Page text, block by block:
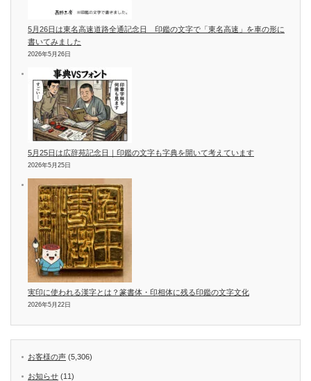
5月26日は東名高速道路全通記念日 印鑑の文字で「東名高速」を車の形に
書いてみました
2026年5月26日
5月25日は広辞苑記念日｜印鑑の文字も字典を開いて考えています
2026年5月25日
実印に使われる漢字とは？篆書体・印相体に残る印鑑の文字文化
2026年5月22日
お客様の声 (5,306)
お知らせ (11)